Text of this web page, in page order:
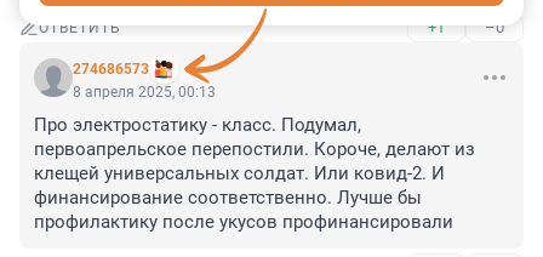
ОТВЕТИТЬ +1 –0
274686573
8 апреля 2025, 00:13
Про электростатику - класс. Подумал,
первоапрельское перепостили. Короче, делают из
клещей универсальных солдат. Или ковид-2. И
финансирование соответственно. Лучше бы
профилактику после укусов профинансировали